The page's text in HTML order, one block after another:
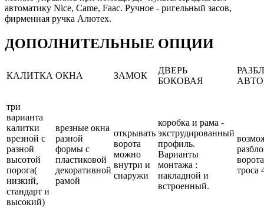
автоматику Nice, Came, Faac. Ручное - ригельный засов,
фирменная ручка Алютех.
ДОПОЛНИТЕЛЬНЫЕ ОПЦИИ
КАЛИТКА ОКНА ЗАМОК
ДВЕРЬ
БОКОВАЯ
три
варианта
калитки
врезной с
разной
высотой
порога(
низкий,
стандарт и
высокий)
врезные окна
разной
формы с
пластиковой
декоративной
рамой
открывать
ворота
можно
внутри и
снаружи
коробка и рама -
экструдированный
профиль.
Варианты
монтажа :
накладной и
встроенный.
троса